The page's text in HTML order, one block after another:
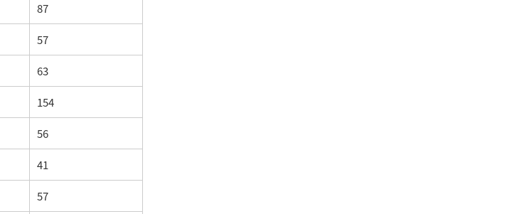
87
57
63
154
56
41
57